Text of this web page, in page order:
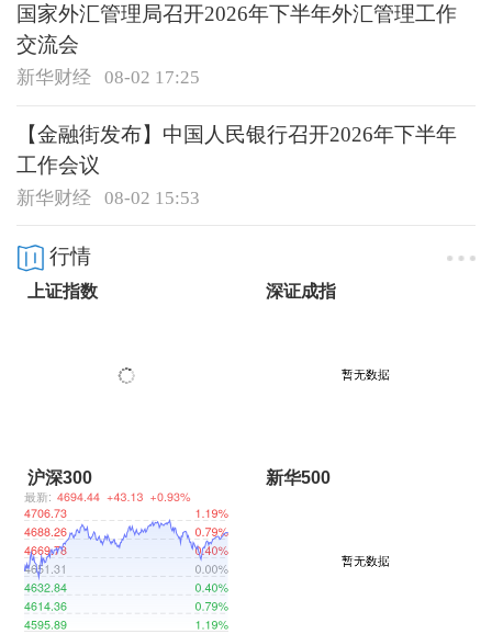
国家外汇管理局召开2026年下半年外汇管理工作
交流会
新华财经 08-02 17:25
【金融街发布】中国人民银行召开2026年下半年
工作会议
新华财经 08-02 15:53
行情
上证指数 深证成指
沪深300 新华500